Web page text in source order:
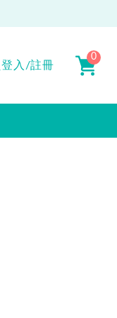
登入/註冊
0